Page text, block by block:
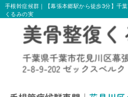
手根幹症候群｜【幕張本郷駅から徒歩3分】千
くるみの実